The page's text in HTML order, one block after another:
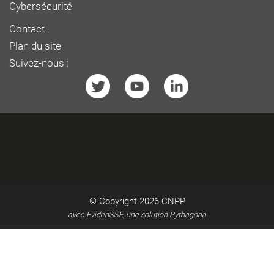
Cybersécurité
Contact
Plan du site
Suivez-nous :
© Copyright 2026 CNPP
avec EvidenSSE, une solution Pythagoria